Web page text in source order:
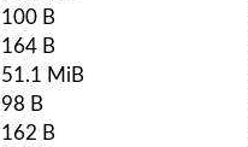
100 B
164 B
51.1 MiB
98 B
162 B